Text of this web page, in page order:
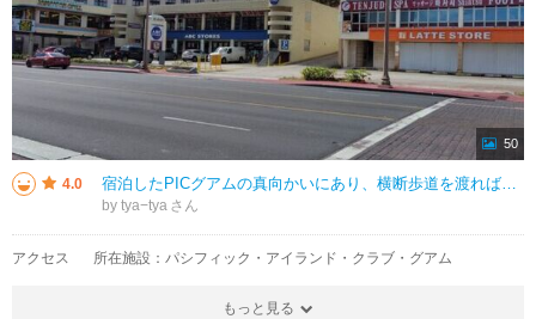
50
4.0 宿泊したPICグアムの真向かいにあり、横断歩道を渡ればすぐの場所でとても便利でした。店舗はそれほど大きくありませんが、土産が充実していて見やすかったです。海苔巻きやお弁当なども売っていたので購入してホテルに持ち帰り食べまし
by tya−tya
アクセス 所在施設：パシフィック・アイランド・クラブ・グアム
もっと見る